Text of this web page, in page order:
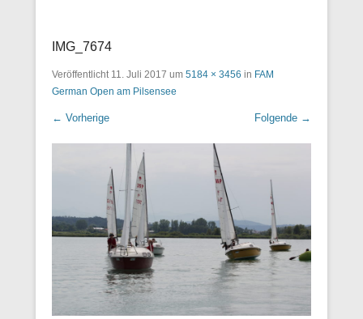
IMG_7674
Veröffentlicht 11. Juli 2017 um 5184 × 3456 in FAM
German Open am Pilsensee
← Vorherige Folgende →